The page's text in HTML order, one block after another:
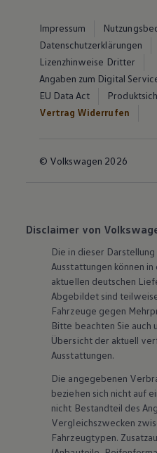
Impressum
Datenschutzerklärungen
Lizenzhinweise Dritter
Angaben zum Digital
EU Data Act
Vertrag Widerrufen
© Volkswagen 2026
Disclaimer von
Die in dieser
Ausstattungen können
aktuellen deutschen
Abgebildet sind
Fahrzeuge gegen
Bitte beachten Sie auch
Übersicht der aktuell
Ausstattungen.
Die angegebenen
beziehen sich nicht auf
nicht Bestandteil des
Vergleichszwecken
Fahrzeugtypen.